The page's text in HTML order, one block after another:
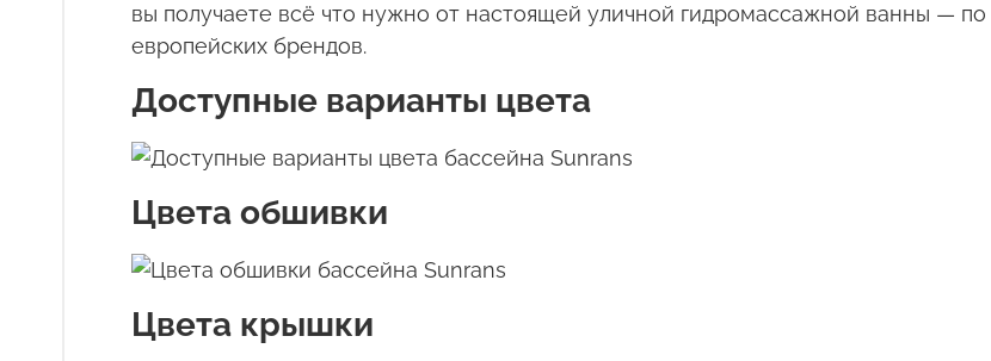
вы получаете всё что нужно от настоящей уличной гидромассажной ванны —
европейских брендов.
Доступные варианты цвета
Цвета обшивки
Цвета крышки